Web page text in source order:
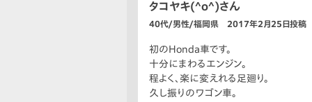
タコヤキ(^o^)さん
40代/男性/福岡県 2017年2月25日投稿
初のHonda車です。
十分にまわるエンジン。
程よく、楽に変えれる足廻り。
久し振りのワゴン車。